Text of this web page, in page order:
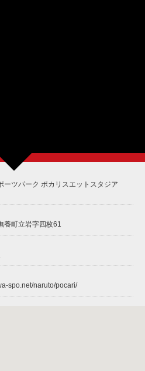
ーツパーク ポカリスエットスタジア
養町立岩字四枚61
spo.net/naruto/pocari/